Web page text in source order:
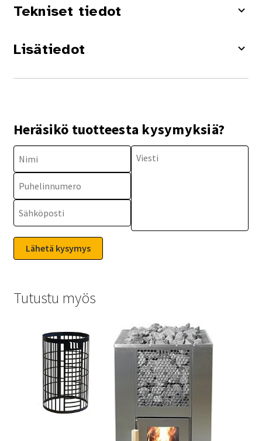
Tekniset tiedot
Lisätiedot
Heräsikö tuotteesta kysymyksiä?
Tutustu myös